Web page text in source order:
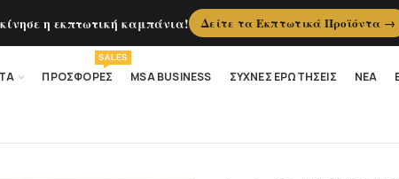
ΠΡΟΣΦΟΡΕΣ
SALES
MSA BUSINESS ΣΥΧΝΕΣ ΕΡΩΤΗΣΕΙΣ ΝΕΑ
η εκπτωτική καμπάνια! Δείτε τα Εκπτωτικά Προϊόντα →